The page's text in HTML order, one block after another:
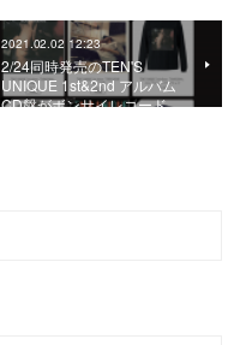
2021.02.02 12:23
2/24同時発売のTEN'S
UNIQUE 1st&2nd アルバム
CD盤がボンサイレコード…